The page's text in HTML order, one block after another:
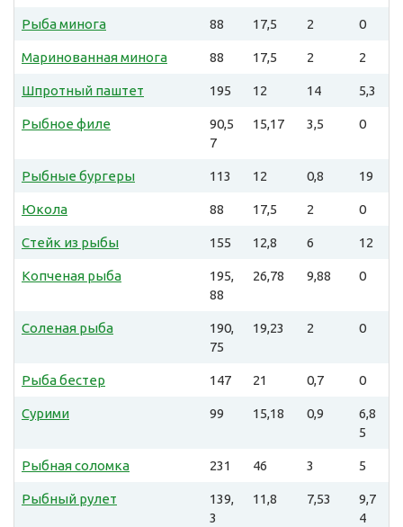
Рыба минога 88 17,5 2 0
Маринованная минога 88 17,5 2 2
Шпротный паштет 195 12 14 5,3
Рыбное филе
90,5
7
15,17 3,5 0
Рыбные бургеры 113 12 0,8 19
Юкола 88 17,5 2 0
Стейк из рыбы 155 12,8 6 12
Копченая рыба
195,
88
26,78 9,88 0
Соленая рыба
190,
75
19,23 2 0
Рыба бестер 147 21 0,7 0
Сурими 99 15,18 0,9
6,8
5
Рыбная соломка 231 46 3 5
Рыбный рулет
139,
3
11,8 7,53
9,7
4